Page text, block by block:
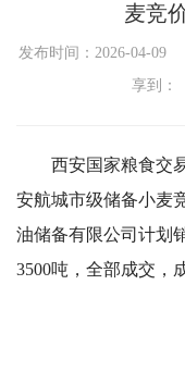
麦竞
发布时间：2026-
享到：
西安国家粮食交
安航城市级储备小麦
油储备有限公司计划
3500吨，全部成交，